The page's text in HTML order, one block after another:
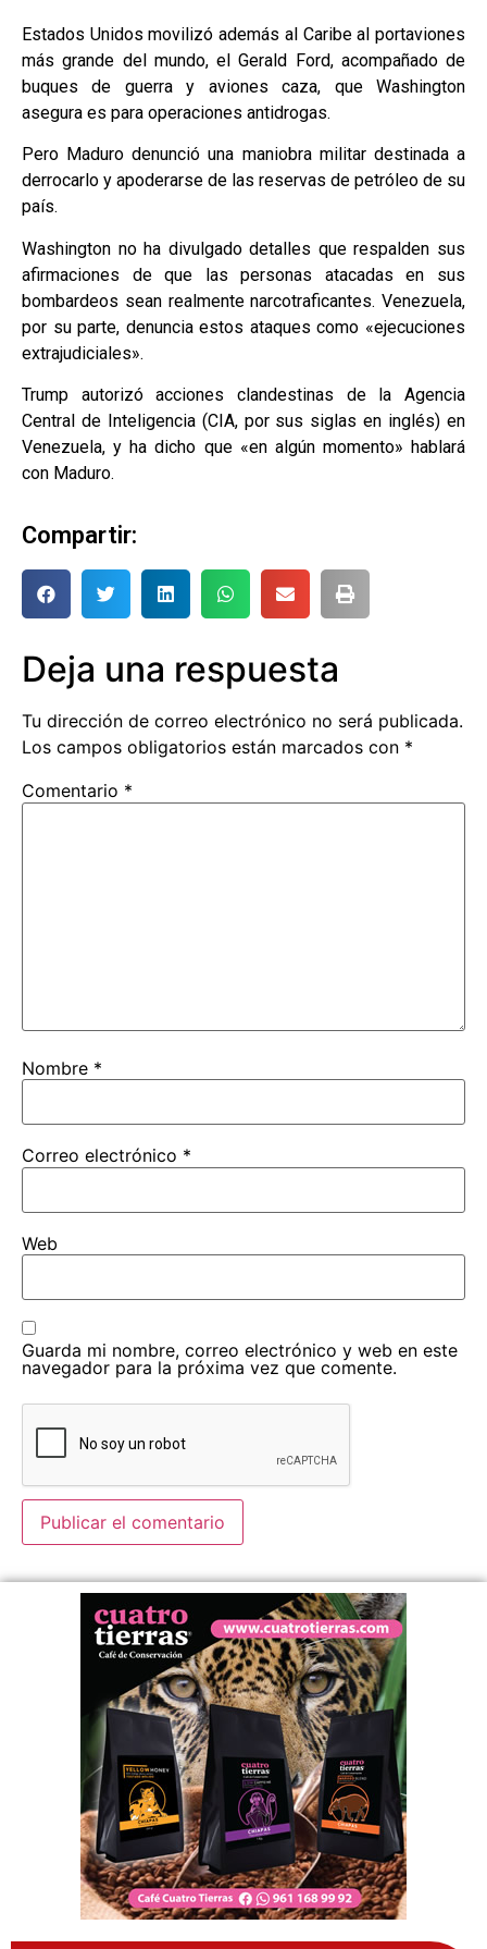
Estados Unidos movilizó además al Caribe al portaviones
más grande del mundo, el Gerald Ford, acompañado de
buques de guerra y aviones caza, que Washington
asegura es para operaciones antidrogas.
Pero Maduro denunció una maniobra militar destinada a
derrocarlo y apoderarse de las reservas de petróleo de su
país.
Washington no ha divulgado detalles que respalden sus
afirmaciones de que las personas atacadas en sus
bombardeos sean realmente narcotraficantes. Venezuela,
por su parte, denuncia estos ataques como «ejecuciones
extrajudiciales».
Trump autorizó acciones clandestinas de la Agencia
Central de Inteligencia (CIA, por sus siglas en inglés) en
Venezuela, y ha dicho que «en algún momento» hablará
con Maduro.
Compartir:
Deja una respuesta
Tu dirección de correo electrónico no será publicada.
Los campos obligatorios están marcados con *
Comentario *
Nombre *
Correo electrónico *
Web
Guarda mi nombre, correo electrónico y web en este
navegador para la próxima vez que comente.